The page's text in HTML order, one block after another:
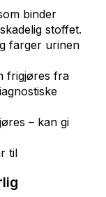
binder
stoffet.
farger urinen
frigjøres fra
– kan gi
til